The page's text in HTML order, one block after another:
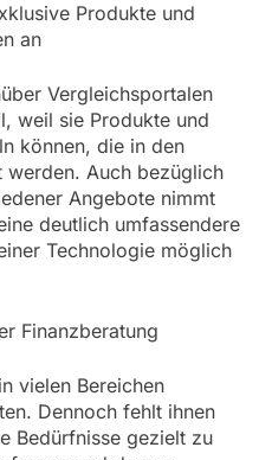
Produkte und
an
Vergleichsportalen
weil sie Produkte und
können, die in den
werden. Auch bezüglich
Angebote nimmt
deutlich umfassendere
Technologie möglich
Finanzberatung
vielen Bereichen
Dennoch fehlt ihnen
Bedürfnisse gezielt zu